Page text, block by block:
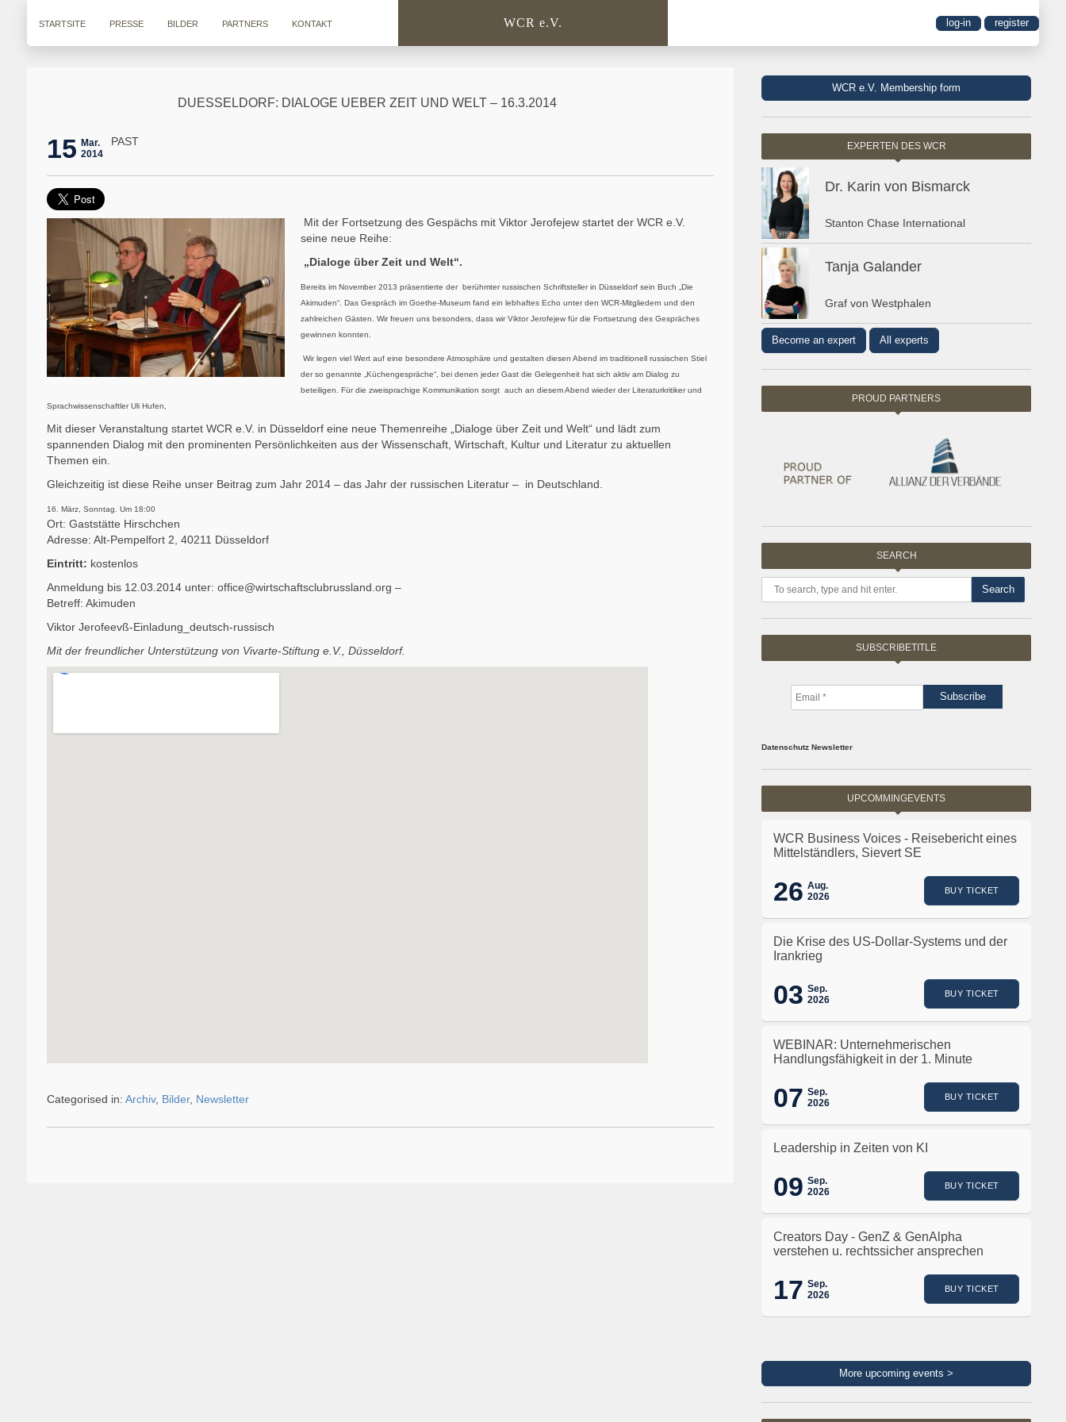
STARTSITE PRESSE BILDER PARTNERS KONTAKT WCR e.V. log-in register
DUESSELDORF: DIALOGE UEBER ZEIT UND WELT – 16.3.2014
15 Mar.
2014
PAST
Mit der Fortsetzung des Gespächs mit Viktor Jerofejew startet der WCR e.V.
seine neue Reihe:
„Dialoge über Zeit und Welt“.
Bereits im November 2013 präsentierte der berühmter russischen Schriftsteller in Düsseldorf sein Buch „Die
Akimuden“. Das Gespräch im Goethe-Museum fand ein lebhaftes Echo unter den WCR-Mitgliedern und den
zahlreichen Gästen. Wir freuen uns besonders, dass wir Viktor Jerofejew für die Fortsetzung des Gespräches
gewinnen konnten.
Wir legen viel Wert auf eine besondere Atmosphäre und gestalten diesen Abend im traditionell russischen Stiel
der so genannte „Küchengespräche“, bei denen jeder Gast die Gelegenheit hat sich aktiv am Dialog zu
beteiligen. Für die zweisprachige Kommunikation sorgt auch an diesem Abend wieder der Literaturkritiker und
Sprachwissenschaftler Uli Hufen,
Mit dieser Veranstaltung startet WCR e.V. in Düsseldorf eine neue Themenreihe „Dialoge über Zeit und Welt“ und lädt zum
spannenden Dialog mit den prominenten Persönlichkeiten aus der Wissenschaft, Wirtschaft, Kultur und Literatur zu aktuellen
Themen ein.
Gleichzeitig ist diese Reihe unser Beitrag zum Jahr 2014 – das Jahr der russischen Literatur – in Deutschland.
16. März, Sonntag. Um 18:00
Ort: Gaststätte Hirschchen
Adresse: Alt-Pempelfort 2, 40211 Düsseldorf
Eintritt: kostenlos
Anmeldung bis 12.03.2014 unter: office@wirtschaftsclubrussland.org –
Betreff: Akimuden
Viktor Jerofeevß-Einladung_deutsch-russisch
Mit der freundlicher Unterstützung von Vivarte-Stiftung e.V., Düsseldorf.
Categorised in: Archiv, Bilder, Newsletter
WCR e.V. Membership form
EXPERTEN DES WCR
Dr. Karin von Bismarck
Stanton Chase International
Tanja Galander
Graf von Westphalen
Become an expert All experts
PROUD PARTNERS
SEARCH
Search
SUBSCRIBETITLE
Datenschutz Newsletter
UPCOMMINGEVENTS
WCR Business Voices - Reisebericht eines
Mittelständlers, Sievert SE
26 Aug.
2026
BUY TICKET
Die Krise des US-Dollar-Systems und der
Irankrieg
03 Sep.
2026
BUY TICKET
WEBINAR: Unternehmerischen
Handlungsfähigkeit in der 1. Minute
07 Sep.
2026
BUY TICKET
Leadership in Zeiten von KI
09 Sep.
2026
BUY TICKET
Creators Day - GenZ & GenAlpha
verstehen u. rechtssicher ansprechen
17 Sep.
2026
BUY TICKET
More upcoming events >